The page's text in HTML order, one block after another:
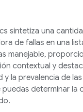
sintetiza una
de fallas en una
manejable,
contextual y
y la prevalencia de
determinar la